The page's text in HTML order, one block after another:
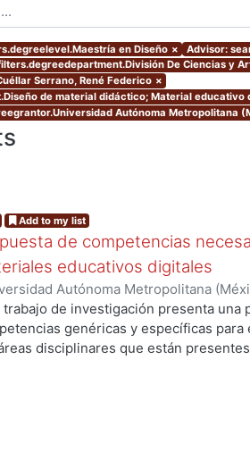
en Diseño × Advisor:
De Ciencias y
Serrano, René Federico ×
de material didáctico; Material educativo
Autónoma Metropolitana
Add to my list
de competencias
educativos digitales
Autónoma Metropolitana
de Información.,2011-07)
trabajo de investigación presenta una
genéricas y específicas
disciplinares que están